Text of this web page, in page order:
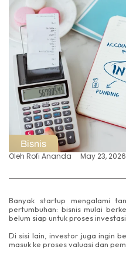
Bisnis
Oleh Rofi Ananda May 23, 2026
Banyak startup mengalami
pertumbuhan: bisnis mulai
belum siap untuk proses
Di sisi lain, investor juga ingin
masuk ke proses valuasi dan